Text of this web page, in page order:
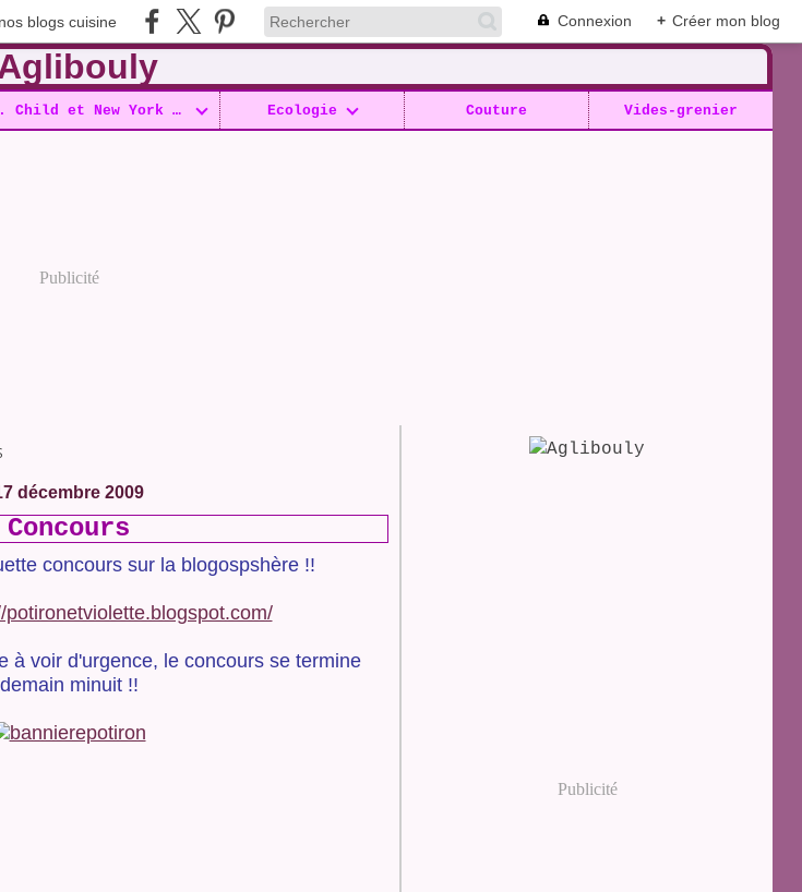
blogs cuisine Connexion + Créer mon blog
J. Child et New York !! Ecologie Couture Vides-grenier
Publicité
décembre 2009
Concours
concours sur la blogospshère !!
potironetviolette.blogspot.com/
à voir d'urgence, le concours se termine
demain minuit !!
Publicité